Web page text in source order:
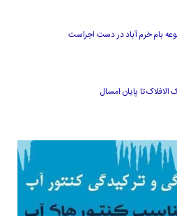
بام خرم آباد در دست اجراست
تا پایان امسال